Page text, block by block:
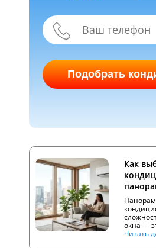
Подобрать
Как
окна —
Читать